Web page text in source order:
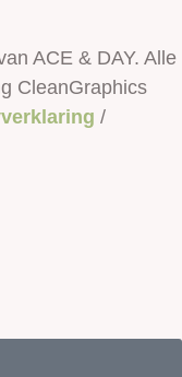
ACE & DAY. Alle
CleanGraphics
/